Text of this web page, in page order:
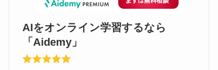
AIをオンライン学習するなら
「Aidemy」